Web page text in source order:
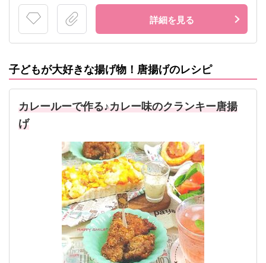
詳細を見る
子どもが大好きな揚げ物！唐揚げのレシピ
カレールーで作る♪カレー味のクランキー唐揚
げ